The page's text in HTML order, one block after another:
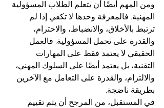
ومن المهم أيضًا أن يتعلم الطلاب المسؤولية
المهنية. فالمعرفة وحدها لا تكفي إذا لم
ترتبط بالأخلاق، والانضباط، والاحترام،
والقدرة على تحمل المسؤولية. فالعمل
الحقيقي لا يعتمد فقط على المهارات
التقنية، بل يعتمد أيضًا على السلوك المهني،
والالتزام، والقدرة على التعامل مع الآخرين
بطريقة ناضجة.
في المستقبل، من المرجح أن يتم تقييم